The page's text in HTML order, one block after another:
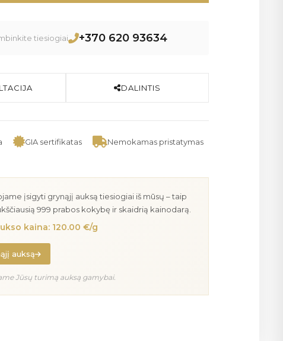
tiesiogiai +370 620 93634
DALINTIS
GIA sertifikatas Nemokamas pristatymas
įsigyti grynąjį auksą tiesiogiai iš mūsų – taip
999 prabos kokybę ir skaidrią kainodarą.
kaina: 120.00 €/g
auksą
Jūsų turimą auksą gamybai.